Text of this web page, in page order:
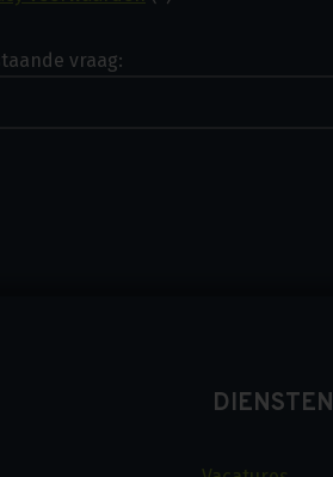
vraag:
DIENSTEN